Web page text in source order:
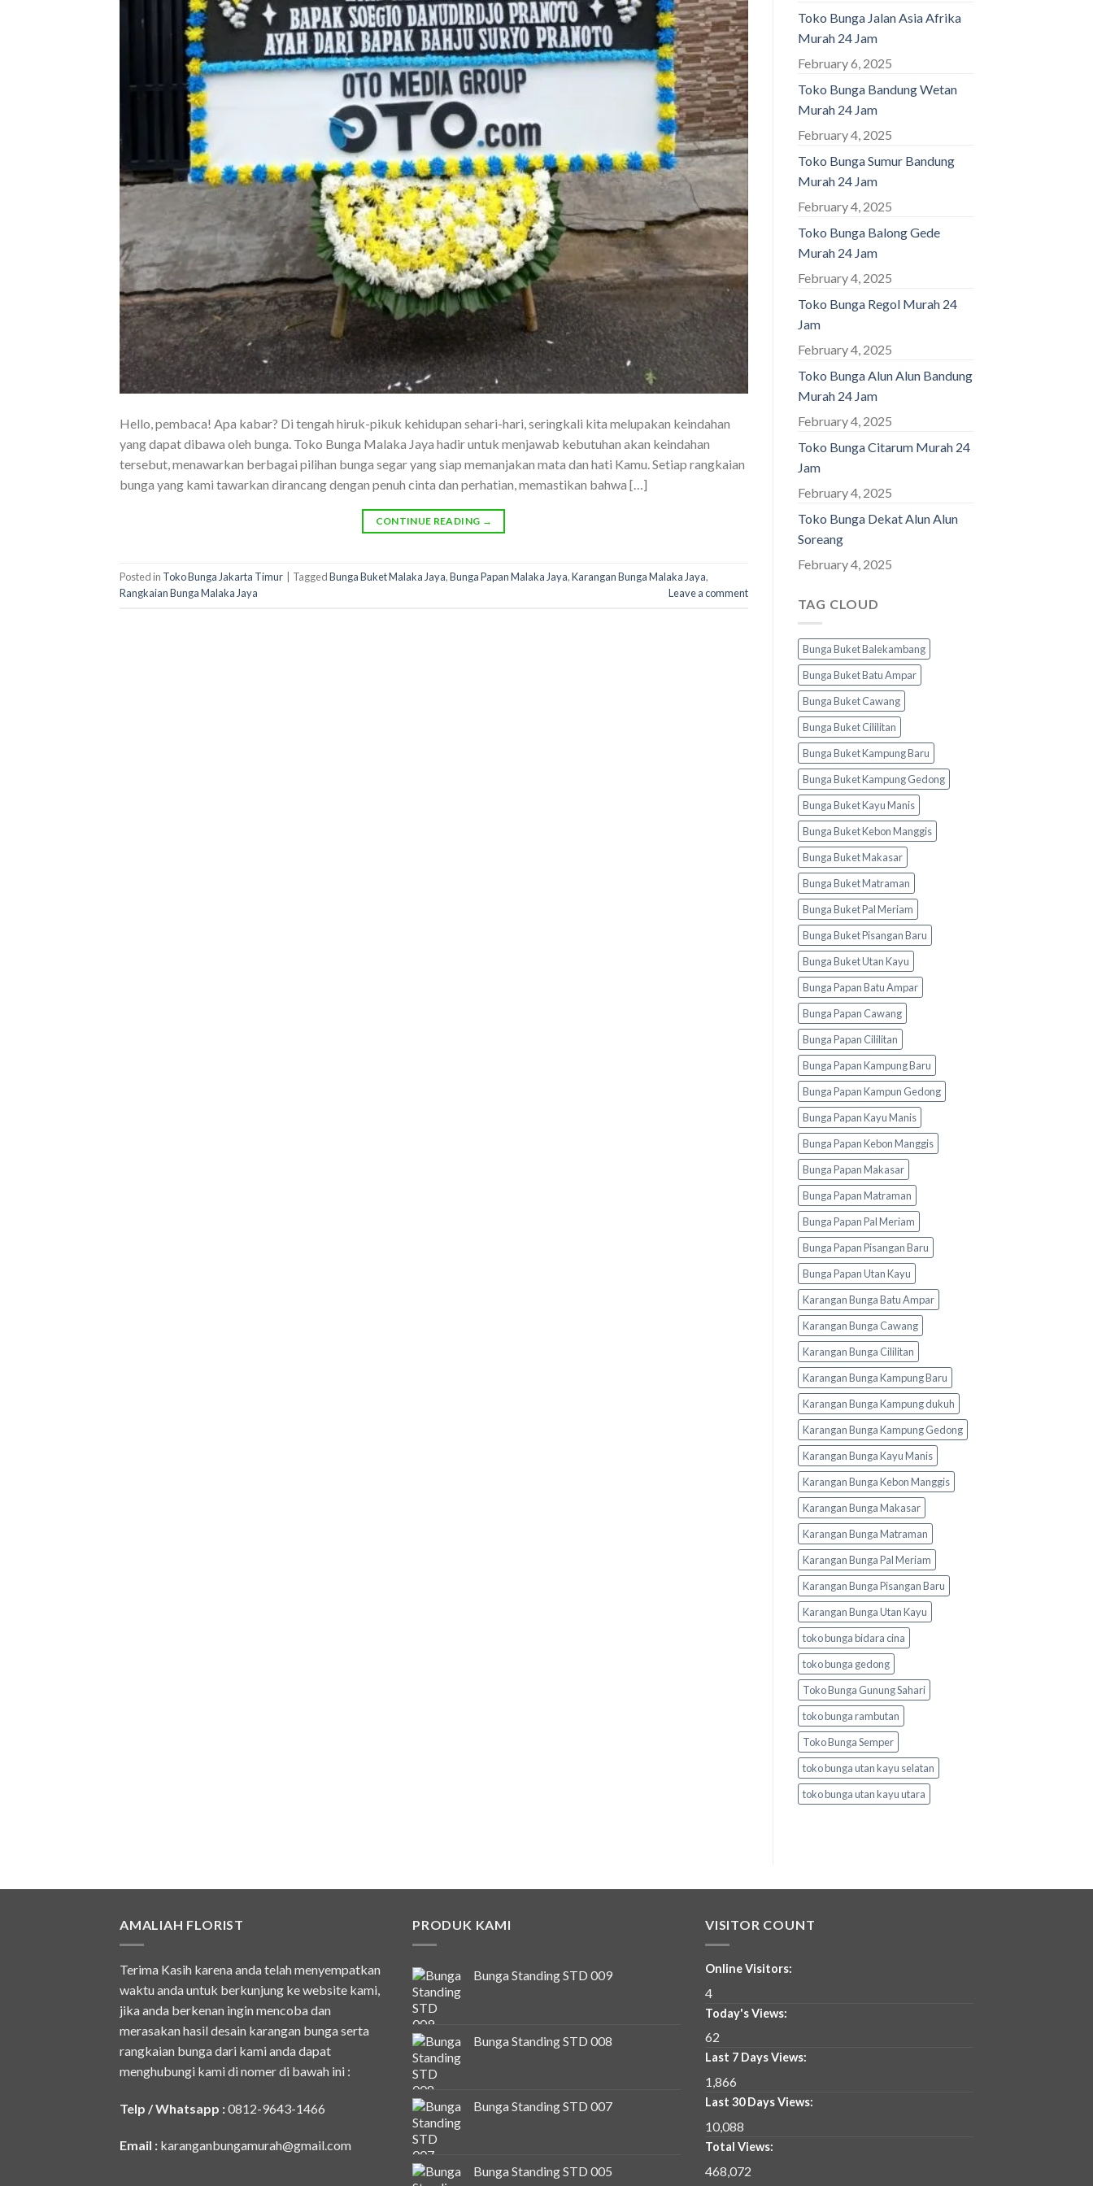
Hello, pembaca! Apa kabar? Di tengah hiruk-pikuk kehidupan sehari-hari, seringkali kita melupakan keindahan
yang dapat dibawa oleh bunga. Toko Bunga Malaka Jaya hadir untuk menjawab kebutuhan akan keindahan
tersebut, menawarkan berbagai pilihan bunga segar yang siap memanjakan mata dan hati Kamu. Setiap rangkaian
bunga yang kami tawarkan dirancang dengan penuh cinta dan perhatian, memastikan bahwa […]
CONTINUE READING →
Posted in Toko Bunga Jakarta Timur TaggedBunga Buket Malaka Jaya,Bunga Papan Malaka Jaya,Karangan Bunga Malaka Jaya,
Rangkaian Bunga Malaka Jaya
Leave a comment
Toko Bunga Jalan Asia Afrika
Murah 24 Jam
February 6, 2025
Toko Bunga Bandung Wetan
Murah 24 Jam
February 4, 2025
Toko Bunga Sumur Bandung
Murah 24 Jam
February 4, 2025
Toko Bunga Balong Gede
Murah 24 Jam
February 4, 2025
Toko Bunga Regol Murah 24
Jam
February 4, 2025
Toko Bunga Alun Alun Bandung
Murah 24 Jam
February 4, 2025
Toko Bunga Citarum Murah 24
Jam
February 4, 2025
Toko Bunga Dekat Alun Alun
Soreang
February 4, 2025
TAG CLOUD
Bunga Buket Balekambang
Bunga Buket Batu Ampar
Bunga Buket Cawang
Bunga Buket Cililitan
Bunga Buket Kampung Baru
Bunga Buket Kampung Gedong
Bunga Buket Kayu Manis
Bunga Buket Kebon Manggis
Bunga Buket Makasar
Bunga Buket Matraman
Bunga Buket Pal Meriam
Bunga Buket Pisangan Baru
Bunga Buket Utan Kayu
Bunga Papan Batu Ampar
Bunga Papan Cawang
Bunga Papan Cililitan
Bunga Papan Kampung Baru
Bunga Papan Kampun Gedong
Bunga Papan Kayu Manis
Bunga Papan Kebon Manggis
Bunga Papan Makasar
Bunga Papan Matraman
Bunga Papan Pal Meriam
Bunga Papan Pisangan Baru
Bunga Papan Utan Kayu
Karangan Bunga Batu Ampar
Karangan Bunga Cawang
Karangan Bunga Cililitan
Karangan Bunga Kampung Baru
Karangan Bunga Kampung dukuh
Karangan Bunga Kampung Gedong
Karangan Bunga Kayu Manis
Karangan Bunga Kebon Manggis
Karangan Bunga Makasar
Karangan Bunga Matraman
Karangan Bunga Pal Meriam
Karangan Bunga Pisangan Baru
Karangan Bunga Utan Kayu
toko bunga bidara cina
toko bunga gedong
Toko Bunga Gunung Sahari
toko bunga rambutan
Toko Bunga Semper
toko bunga utan kayu selatan
toko bunga utan kayu utara
AMALIAH FLORIST
Terima Kasih karena anda telah menyempatkan
waktu anda untuk berkunjung ke website kami,
jika anda berkenan ingin mencoba dan
merasakan hasil desain karangan bunga serta
rangkaian bunga dari kami anda dapat
menghubungi kami di nomer di bawah ini :
Telp / Whatsapp :0812-9643-1466
Email : karanganbungamurah@gmail.com
PRODUK KAMI
Bunga Standing STD 009
Bunga Standing STD 008
Bunga Standing STD 007
Bunga Standing STD 005
VISITOR COUNT
Online Visitors:
4
Today's Views:
62
Last 7 Days Views:
1,866
Last 30 Days Views:
10,088
Total Views:
468,072